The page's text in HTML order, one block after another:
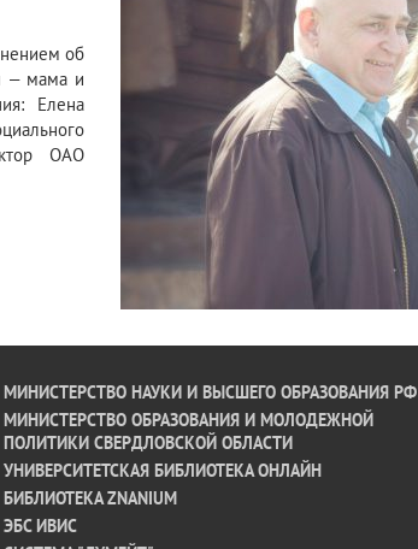
об
– мама и
Елена
ОАО
МИНИСТЕРСТВО НАУКИ И ВЫСШЕГО ОБРАЗОВАНИЯ РФ
МИНИСТЕРСТВО ОБРАЗОВАНИЯ И МОЛОДЕЖНОЙ
ПОЛИТИКИ СВЕРДЛОВСКОЙ ОБЛАСТИ
УНИВЕРСИТЕТСКАЯ БИБЛИОТЕКА ОНЛАЙН
БИБЛИОТЕКА ZNANIUM
ЭБС ИВИС